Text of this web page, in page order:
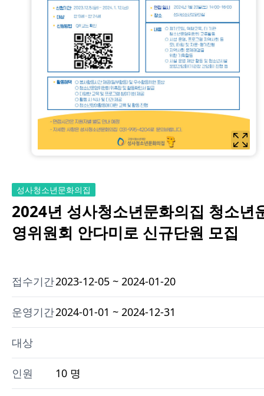
성사청소년문화의집
2024년 성사청소년문화의집 청소년
영위원회 안다미로 신규단원 모집
접수기간2023-12-05 ~ 2024-01-20
운영기간2024-01-01 ~ 2024-12-31
대상
인원 10 명